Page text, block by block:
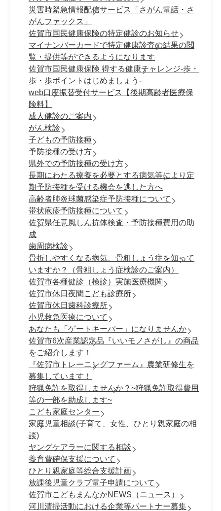
災害時緊急情報配信サービス「さがん電話・さ
がんファックス」
佐賀市国民健康保険の特定健診のお知らせ
マイナンバーカードで特定健康診査の結果の閲
覧・提供等ができるようになります
佐賀市国民健康保険 得する健康チャレンジ-歩・
歩・歩ポイントはじめましょう-
web口座振替受付サービス【後期高齢者医療保
険料】
成人健診のご案内
がん検診
子どもの予防接種
予防接種の受け方
県外での予防接種の受け方
長期にわたる療養を必要とする病気等により定
期予防接種を受ける機会を逃した方へ
高齢者肺炎球菌感染症予防接種について
帯状疱疹予防接種について
佐賀県任意風しん抗体検査・予防接種費用の助
成
歯周病検診
骨折しやすくなる病気、骨粗しょう症を知って
いますか？（骨粗しょう症検診のご案内）
佐賀市各種健診（検診）実施医療機関
佐賀市休日夜間こども診療所
佐賀市休日歯科診療所
小児救急医療について
あなたも「ゲートキーパー」になりませんか
佐賀市6次産業認定品『いいモノさがし』の商品
をご紹介します！
『佐賀市トレーニングファーム』農業研修生を
募集しています！
狩猟免許を取得しませんか？~狩猟免許取得費用
等の一部を助成します~
こども家庭センター
家庭児童相談(子育て、女性、ひとり親家庭の相
談)
ヤングケアラーに関する相談
養育費確保支援について
ひとり親家庭等総合支援計画
放課後児童クラブ電子申請について
佐賀市こどもまんなかNEWS（ニュース）
河川清掃活動における企業等パートナー募集